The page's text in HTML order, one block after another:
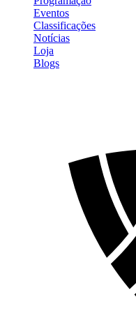
Eventos
Classificações
Notícias
Loja
Blogs